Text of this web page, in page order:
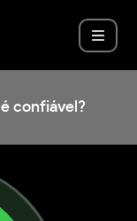
é confiável?